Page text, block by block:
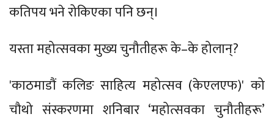
कतिपय भने रोकिएका पनि छन्।
यस्ता महोत्सवका मुख्य चुनौतीहरू के–के होलान्?
'काठमाडौं कलिङ साहित्य महोत्सव (केएलएफ)' को
चौथो संस्करणमा शनिबार ‘महोत्सवका चुनौतीहरू’